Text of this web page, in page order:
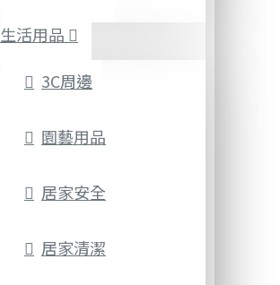
生活用品
3C周邊
園藝用品
居家安全
居家清潔